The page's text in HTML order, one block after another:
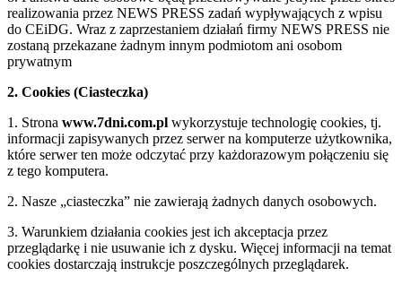
realizowania przez NEWS PRESS zadań wypływających z wpisu
do CEiDG. Wraz z zaprzestaniem działań firmy NEWS PRESS nie
zostaną przekazane żadnym innym podmiotom ani osobom
prywatnym
2. Cookies (Ciasteczka)
1. Strona www.7dni.com.pl wykorzystuje technologię cookies, tj.
informacji zapisywanych przez serwer na komputerze użytkownika,
które serwer ten może odczytać przy każdorazowym połączeniu się
z tego komputera.
2. Nasze „ciasteczka” nie zawierają żadnych danych osobowych.
3. Warunkiem działania cookies jest ich akceptacja przez
przeglądarkę i nie usuwanie ich z dysku. Więcej informacji na temat
cookies dostarczają instrukcje poszczególnych przeglądarek.